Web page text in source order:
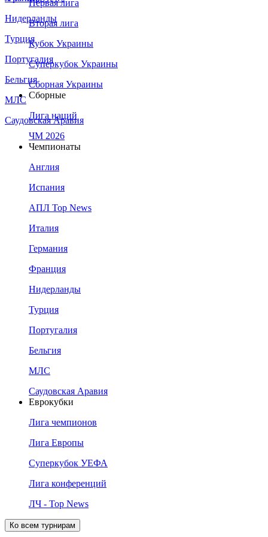
Нидерланды
Турция
Португалия
Бельгия
МЛС
Саудовская Аравия
Первая лига
Вторая лига
Кубок Украины
Суперкубок Украины
Сборная Украины
Сборные
Лига наций
ЧМ 2026
Чемпионаты
Англия
Испания
АПЛ Top News
Италия
Германия
Франция
Нидерланды
Турция
Португалия
Бельгия
МЛС
Саудовская Аравия
Еврокубки
Лига чемпионов
Лига Европы
Суперкубок УЕФА
Лига конференций
ЛЧ - Top News
Ко всем турнирам